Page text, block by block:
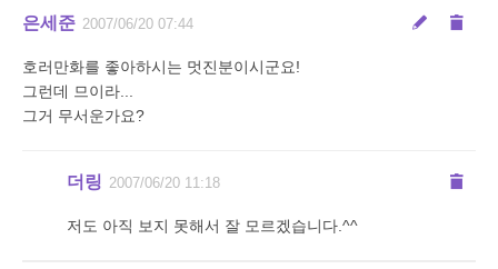
은세준 2007/06/20 07:44
호러만화를 좋아하시는 멋진분이시군요!
그런데 므이라...
그거 무서운가요?
더링 2007/06/20 11:18
저도 아직 보지 못해서 잘 모르겠습니다.^^